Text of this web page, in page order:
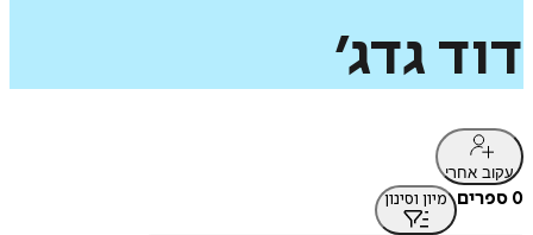
דוד גדג׳
עקוב אחרי
0 ספרים מיון וסינון